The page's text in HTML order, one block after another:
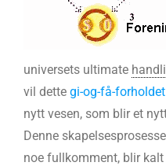
universets ultimate
vil dette gi-og-få-forholdet
nytt vesen, som blir et
Denne
noe fullkomment, blir